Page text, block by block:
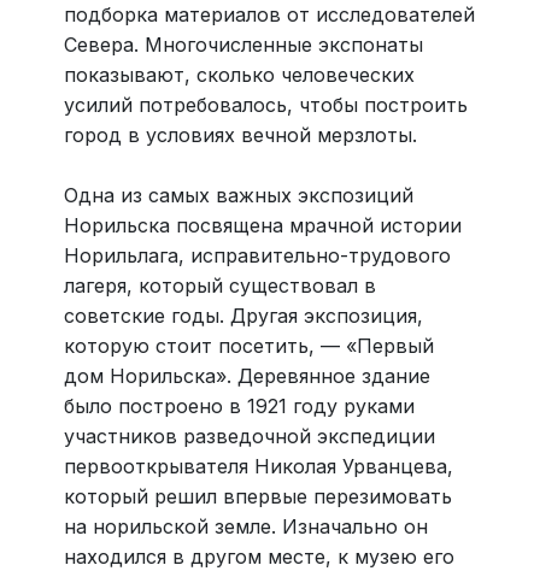
подборка материалов от исследователей
Севера. Многочисленные экспонаты
показывают, сколько человеческих
усилий потребовалось, чтобы построить
город в условиях вечной мерзлоты.
Одна из самых важных экспозиций
Норильска посвящена мрачной истории
Норильлага, исправительно-трудового
лагеря, который существовал в
советские годы. Другая экспозиция,
которую стоит посетить, — «Первый
дом Норильска». Деревянное здание
было построено в 1921 году руками
участников разведочной экспедиции
первооткрывателя Николая Урванцева,
который решил впервые перезимовать
на норильской земле. Изначально он
находился в другом месте, к музею его